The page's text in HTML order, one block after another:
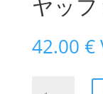
ヤッ
42.00 €